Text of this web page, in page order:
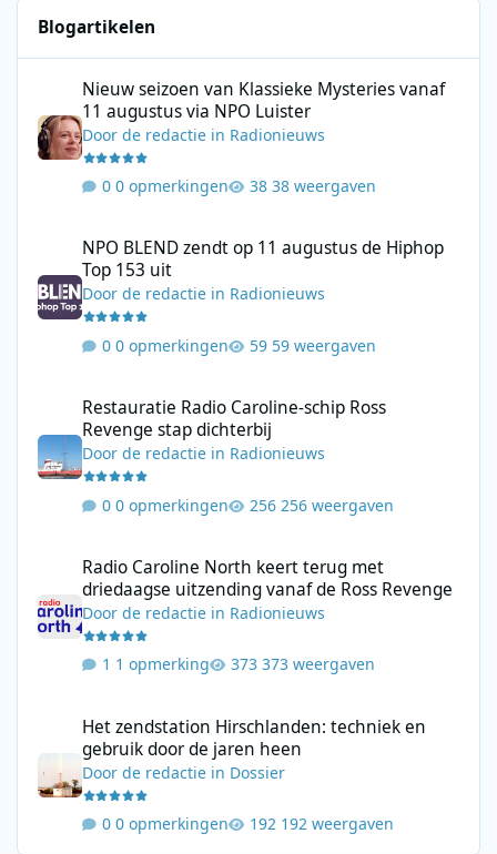
Blogartikelen
Nieuw seizoen van Klassieke Mysteries vanaf
11 augustus via NPO Luister
Doorde redactie in Radionieuws
0 opmerkingen 38 weergaven
NPO BLEND zendt op 11 augustus de Hiphop
Top 153 uit
Doorde redactie in Radionieuws
0 opmerkingen 59 weergaven
Restauratie Radio Caroline-schip Ross
Revenge stap dichterbij
Doorde redactie in Radionieuws
0 opmerkingen 256 weergaven
Radio Caroline North keert terug met
driedaagse uitzending vanaf de Ross Revenge
Doorde redactie in Radionieuws
1 opmerking 373 weergaven
Het zendstation Hirschlanden: techniek en
gebruik door de jaren heen
Doorde redactie in Dossier
0 opmerkingen 192 weergaven